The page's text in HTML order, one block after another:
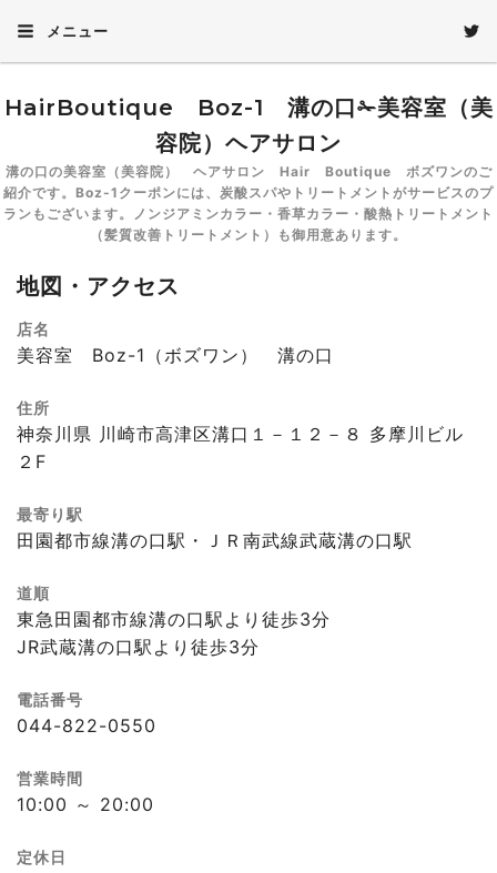
メニュー
HairBoutique Boz-1 溝の口✁美容室（美
容院）ヘアサロン
溝の口の美容室（美容院） ヘアサロン Hair Boutique ボズワンのご
紹介です。Boz-1クーポンには、炭酸スパやトリートメントがサービスのプ
ランもございます。ノンジアミンカラー・香草カラー・酸熱トリートメント
（髪質改善トリートメント）も御用意あります。
地図・アクセス
店名
美容室 Boz-1（ボズワン） 溝の口
住所
神奈川県 川崎市高津区溝口１－１２－８ 多摩川ビル
２F
最寄り駅
田園都市線溝の口駅・ＪＲ南武線武蔵溝の口駅
道順
東急田園都市線溝の口駅より徒歩3分
JR武蔵溝の口駅より徒歩3分
電話番号
044-822-0550
営業時間
10:00 ～ 20:00
定休日